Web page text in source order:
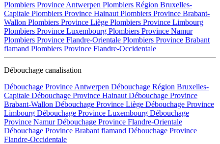
Plombiers Province Antwerpen Plombiers Région Bruxelles-
Capitale Plombiers Province Hainaut Plombiers Province Brabant-
Wallon Plombiers Province Liège Plombiers Province Limbourg
Plombiers Province Luxembourg Plombiers Province Namur
Plombiers Province Flandre-Orientale Plombiers Province Brabant
flamand Plombiers Province Flandre-Occidentale
Débouchage canalisation
Débouchage Province Antwerpen Débouchage Région Bruxelles-
Capitale Débouchage Province Hainaut Débouchage Province
Brabant-Wallon Débouchage Province Liège Débouchage Province
Limbourg Débouchage Province Luxembourg Débouchage
Province NamurDébouchage Province Flandre-Orientale
Débouchage Province Brabant flamand Débouchage Province
Flandre-Occidentale